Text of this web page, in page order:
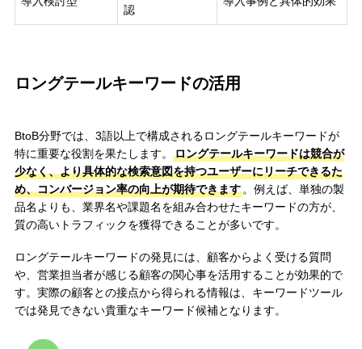
認
ロングテールキーワードの活用
BtoB分野では、3語以上で構成されるロングテールキーワードが
特に重要な役割を果たします。
ロングテールキーワードは競合が
少なく、より具体的な検索意図を持つユーザーにリーチできるた
め、コンバージョン率の向上が期待できます。例えば、単独の製
品名よりも、業界名や課題名を組み合わせたキーワードの方が、
質の高いトラフィックを獲得できることが多いです。
ロングテールキーワードの発見には、顧客からよく受ける質問
や、営業担当者が感じる顧客の関心事を活用することが効果的で
す。実際の顧客との接点から得られる情報は、キーワードツール
では発見できない貴重なキーワード候補となります。